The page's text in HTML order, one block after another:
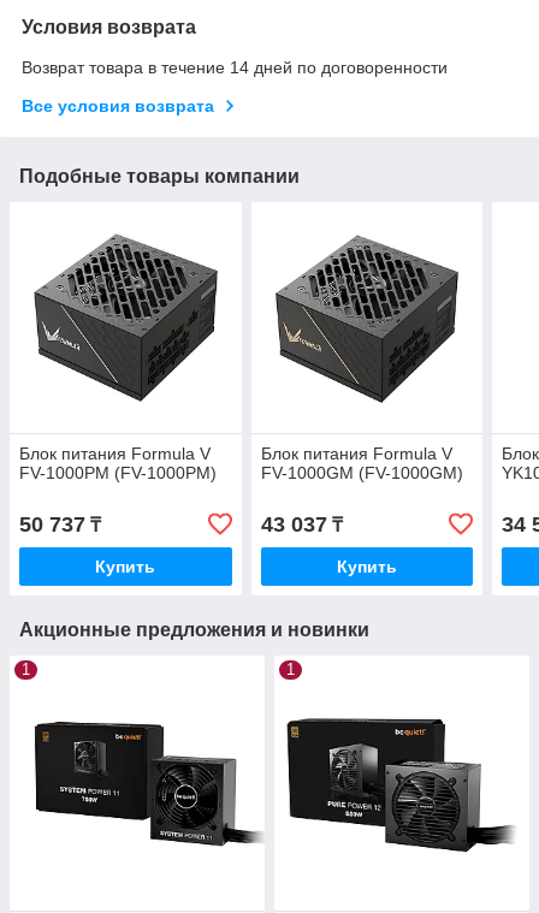
Условия возврата
Возврат товара в течение 14 дней по договоренности
Все условия возврата
Подобные товары компании
Блок питания Formula V
FV-1000PM (FV-1000PM)
50 737 ₸
Купить
Блок питания Formula V
FV-1000GM (FV-1000GM)
43 037₸
Купить
34
Акционные предложения и новинки
1 1